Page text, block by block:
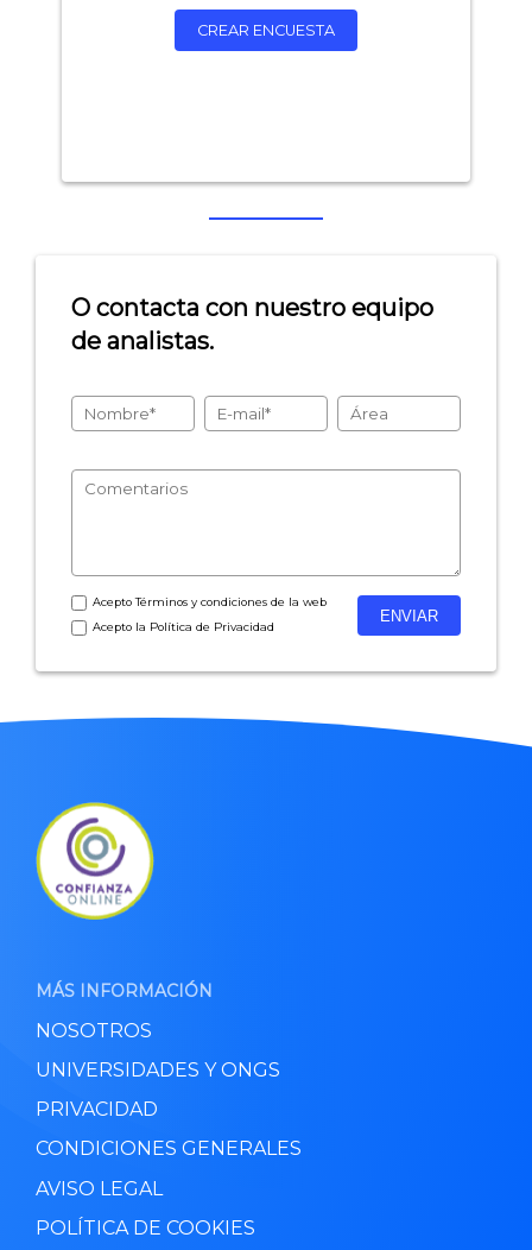
- Artículos destacados
- Consejos para tu encuesta
- Encuestas de NPS
- Encuestas de recursos humanos
- Inteligencia artificial
- Marketing y encuestas
CREAR ENCUESTA
O contacta con nuestro equipo
de analistas.
AceptoTérminos y condicionesde la web
Acepto la Política de Privacidad
MÁS INFORMACIÓN
NOSOTROS
UNIVERSIDADES Y ONGS
PRIVACIDAD
CONDICIONES GENERALES
AVISO LEGAL
POLÍTICA DE COOKIES